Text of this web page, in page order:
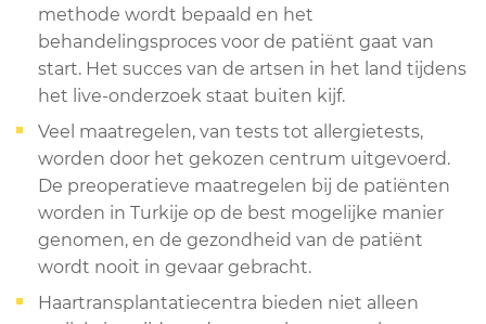
methode wordt bepaald en het
behandelingsproces voor de patiënt gaat van
start. Het succes van de artsen in het land tijdens
het live-onderzoek staat buiten kijf.
Veel maatregelen, van tests tot allergietests,
worden door het gekozen centrum uitgevoerd.
De preoperatieve maatregelen bij de patiënten
worden in Turkije op de best mogelijke manier
genomen, en de gezondheid van de patiënt
wordt nooit in gevaar gebracht.
Haartransplantatiecentra bieden niet alleen